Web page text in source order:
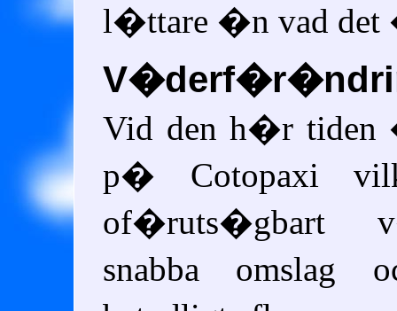
l�ttare �n vad det
Vid den h�r tiden
p� Cotopaxi
of�ruts�gbart
snabba